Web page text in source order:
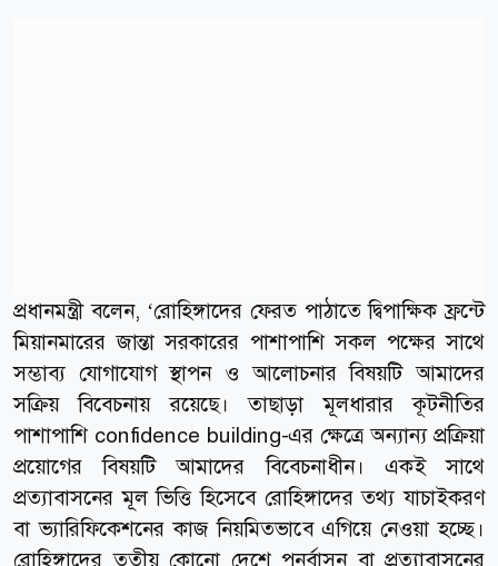
প্রধানমন্ত্রী বলেন, ‘রোহিঙ্গাদের ফেরত পাঠাতে দ্বিপাক্ষিক ফ্রন্টে
মিয়ানমারের জান্তা সরকারের পাশাপাশি সকল পক্ষের সাথে
সম্ভাব্য যোগাযোগ স্থাপন ও আলোচনার বিষয়টি আমাদের
সক্রিয় বিবেচনায় রয়েছে। তাছাড়া মূলধারার কূটনীতির
পাশাপাশি confidence building-এর ক্ষেত্রে অন্যান্য প্রক্রিয়া
প্রয়োগের বিষয়টি আমাদের বিবেচনাধীন। একই সাথে
প্রত্যাবাসনের মূল ভিত্তি হিসেবে রোহিঙ্গাদের তথ্য যাচাইকরণ
বা ভ্যারিফিকেশনের কাজ নিয়মিতভাবে এগিয়ে নেওয়া হচ্ছে।
রোহিঙ্গাদের তৃতীয় কোনো দেশে পুনর্বাসন বা প্রত্যাবাসনের